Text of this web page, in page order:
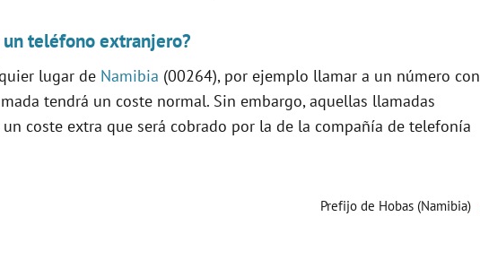
e
o
teléfono extranjero?
lugar de Namibia (00264), por ejemplo llamar a un número con
tendrá un coste normal. Sin embargo, aquellas llamadas
coste extra que será cobrado por la de la compañía de telefonía
Prefijo de Hobas (Namibia)